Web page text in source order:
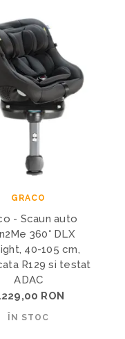
GRACO
- Scaun auto
360° DLX
40-105 cm,
R129 si testat
ADAC
RON
ÎN STOC